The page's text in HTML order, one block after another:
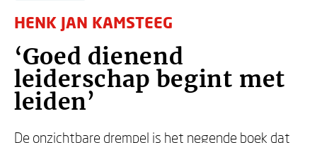
HENK JAN KAMSTEEG
‘Goed dienend
leiderschap begint met
leiden’
De onzichtbare drempel is het negende boek dat